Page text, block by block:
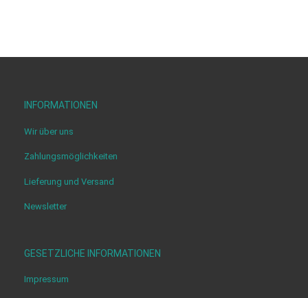
INFORMATIONEN
Wir über uns
Zahlungsmöglichkeiten
Lieferung und Versand
Newsletter
GESETZLICHE INFORMATIONEN
Impressum